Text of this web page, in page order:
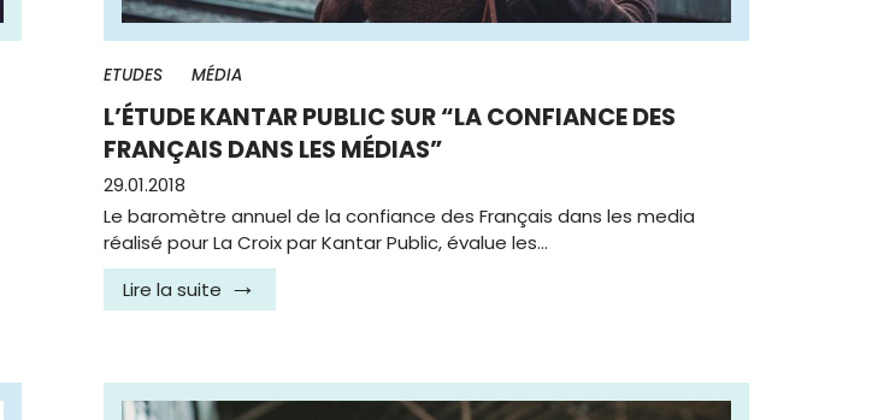
ETUDES MÉDIA
L’ÉTUDE KANTAR PUBLIC SUR “LA CONFIANCE DES
FRANÇAIS DANS LES MÉDIAS”
29.01.2018
Le baromètre annuel de la confiance des Français dans les media
réalisé pour La Croix par Kantar Public, évalue les…
Lire la suite